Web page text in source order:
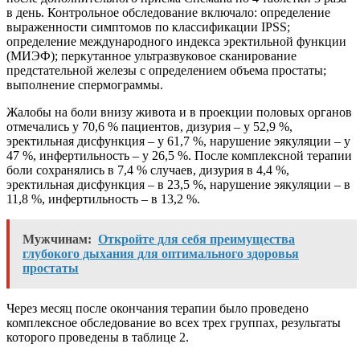
в день. Контрольное обследование включало: определение
выраженности симптомов по классификации IPSS;
определение международного индекса эректильной функции
(МИЭФ); перкутанное ультразвуковое сканирование
предстательной железы с определением объема простаты;
выполнение спермограммы.
Жалобы на боли внизу живота и в проекции половых органов
отмечались у 70,6 % пациентов, дизурия – у 52,9 %,
эректильная дисфункция – у 61,7 %, нарушение эякуляции – у
47 %, инфертильность – у 26,5 %. После комплексной терапии
боли сохранялись в 7,4 % случаев, дизурия в 4,4 %,
эректильная дисфункция – в 23,5 %, нарушение эякуляции – в
11,8 %, инфертильность – в 13,2 %.
Мужчинам: Откройте для себя преимущества
глубокого дыхания для оптимального здоровья
простаты
Через месяц после окончания терапии было проведено
комплексное обследование во всех трех группах, результаты
которого проведены в таблице 2.